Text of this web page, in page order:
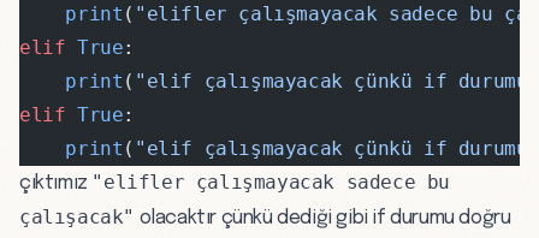
    print
( "elifler çalışmayacak sadece bu
elif True:
    print
( "elif çalışmayacak çünkü if durumu
elif True:
    print
( "elif çalışmayacak çünkü if durumu
çıktımız "elifler çalışmayacak sadece bu
çalışacak" olacaktır çünkü dediği gibi if durumu doğru